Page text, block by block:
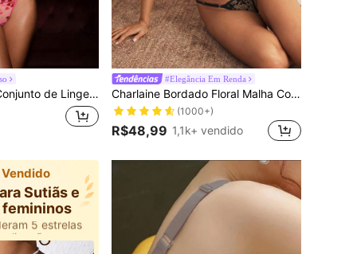
2 Peças/Conjunto, Sutiã com Bordado de Coração em Tule, Roupa Íntima Erótica para Encontro Privado
#Elegância Em Renda
Charlaine Bordado Floral Malha Com Fio Conjunto De Lingerie
(1000+)
R$48,99 1,1k+ vendido
Sutiãs e
6k+ usuários adicionaram à sacola
5 estrelas
6k+ usuários adicionaram à sacola